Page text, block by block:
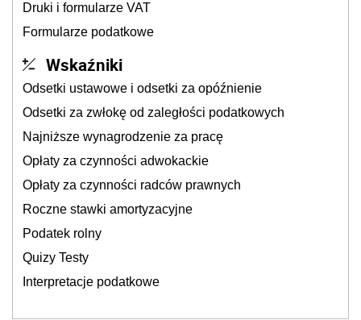
Druki i formularze VAT
Formularze podatkowe
Wskaźniki
Odsetki ustawowe i odsetki za opóźnienie
Odsetki za zwłokę od zaległości podatkowych
Najniższe wynagrodzenie za pracę
Opłaty za czynności adwokackie
Opłaty za czynności radców prawnych
Roczne stawki amortyzacyjne
Podatek rolny
Quizy Testy
Interpretacje podatkowe